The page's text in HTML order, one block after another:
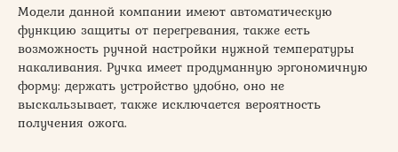
Модели данной компании имеют автоматическую
функцию защиты от перегревания, также есть
возможность ручной настройки нужной температуры
накаливания. Ручка имеет продуманную эргономичную
форму: держать устройство удобно, оно не
выскальзывает, также исключается вероятность
получения ожога.